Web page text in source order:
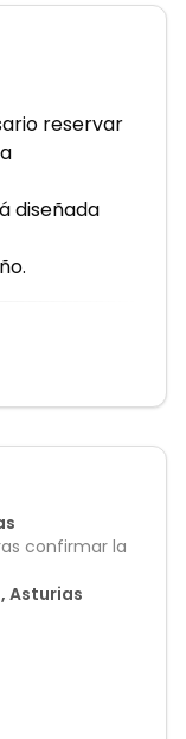
reservar
diseñada
confirmar la
Asturias